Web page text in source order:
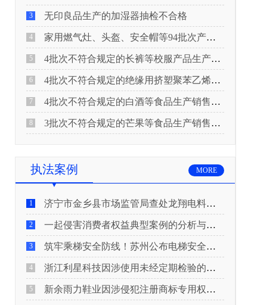
3 无印良品生产的加湿器抽检不合格
4 家用燃气灶、头盔、安全帽等94批次产品抽查不合格！
5 4批次不符合规定的长裤等校服产品生产销售企业被济南市市场监管局通报！
6 4批次不符合规定的绝缘用挤塑聚苯乙烯泡沫板（XPS）等产品生产销售企业被广元市市场监督管理局通报！
7 4批次不符合规定的白酒等食品生产销售企业被重庆市市场监督管理局通告！
8 3批次不符合规定的芒果等食品生产销售企业被长治市屯留区市场监督管理局公告！
执法案例 MORE
1 济宁市金乡县市场监管局查处龙翔电料批发部非法销售电线电缆案
2 一起侵害消费者权益典型案例的分析与启示
3 筑牢乘梯安全防线！苏州公布电梯安全领域典型案例
4 浙江利星科技因涉使用未经定期检验的压力管道被查
5 新余雨力鞋业因涉侵犯注册商标专用权被查